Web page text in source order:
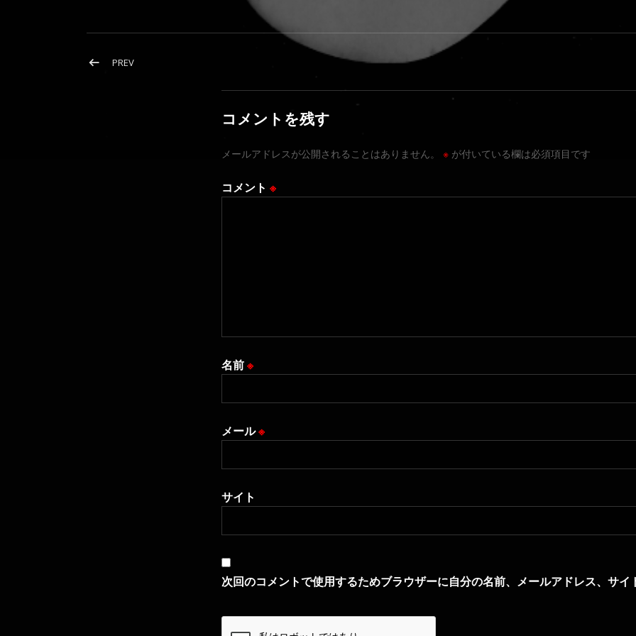
投稿ナビゲーション
PREVPOST: CLUB JAZZ …心身共に行き詰った時こそ､このサウンドです
コメントを残す
メールアドレスが公開されることはありません。 ※ が付いている欄は必須項目です
コメント ※
名前※
メール※
サイト
次回のコメントで使用するためブラウザーに自分の名前、メールアドレス、サイ